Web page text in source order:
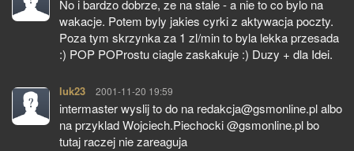
No i bardzo dobrze, ze na stale - a nie to co bylo na
wakacje. Potem byly jakies cyrki z aktywacja poczty.
Poza tym skrzynka za 1 zl/min to byla lekka przesada
:) POP POProstu ciagle zaskakuje :) Duzy + dla Idei.
luk23 pisze:
2001-11-20 19:59
intermaster wyslij to do na redakcja@gsmonline.pl albo
na przyklad Wojciech.Piechocki @gsmonline.pl bo
tutaj raczej nie zareaguja